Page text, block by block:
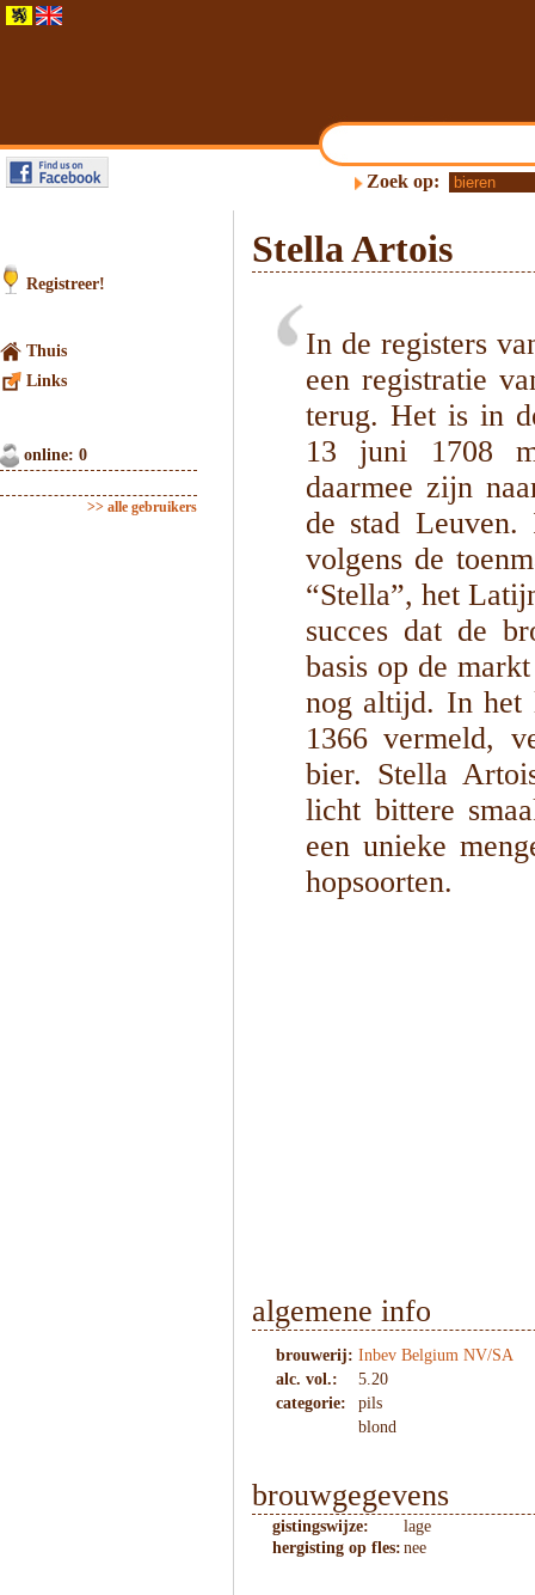
Zoek op:
Registreer!
Thuis
Links
online: 0
>> alle gebruikers
Stella Artois
In de registers
een registratie
terug. Het is in
13 juni 1708
daarmee zijn
de stad
volgens de
“Stella”, het
succes dat de
basis op de
nog altijd. In het
1366 vermeld,
bier. Stella
licht bittere
een unieke
hopsoorten.
algemene info
brouwerij: Inbev Belgium NV/SA
alc. vol.:
5.20
categorie:
pils
blond
brouwgegevens
gistingswijze:
lage
hergisting op fles: nee